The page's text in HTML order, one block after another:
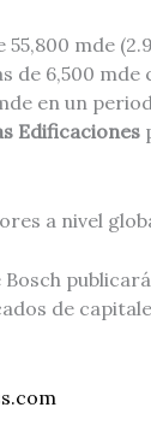
mde
6,500 mde
en un
Edificaciones
a nivel
de